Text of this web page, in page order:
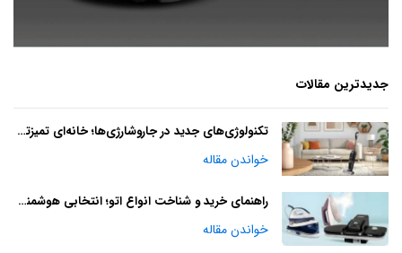
جدیدترین مقالات
تکنولوژی‌های جدید در جاروشارژی‌ها؛ خانه‌ای تمیزتر با آینده‌ای هوشمند
خواندن مقاله
راهنمای خرید و شناخت انواع اتو؛ انتخابی هوشمندانه
خواندن مقاله